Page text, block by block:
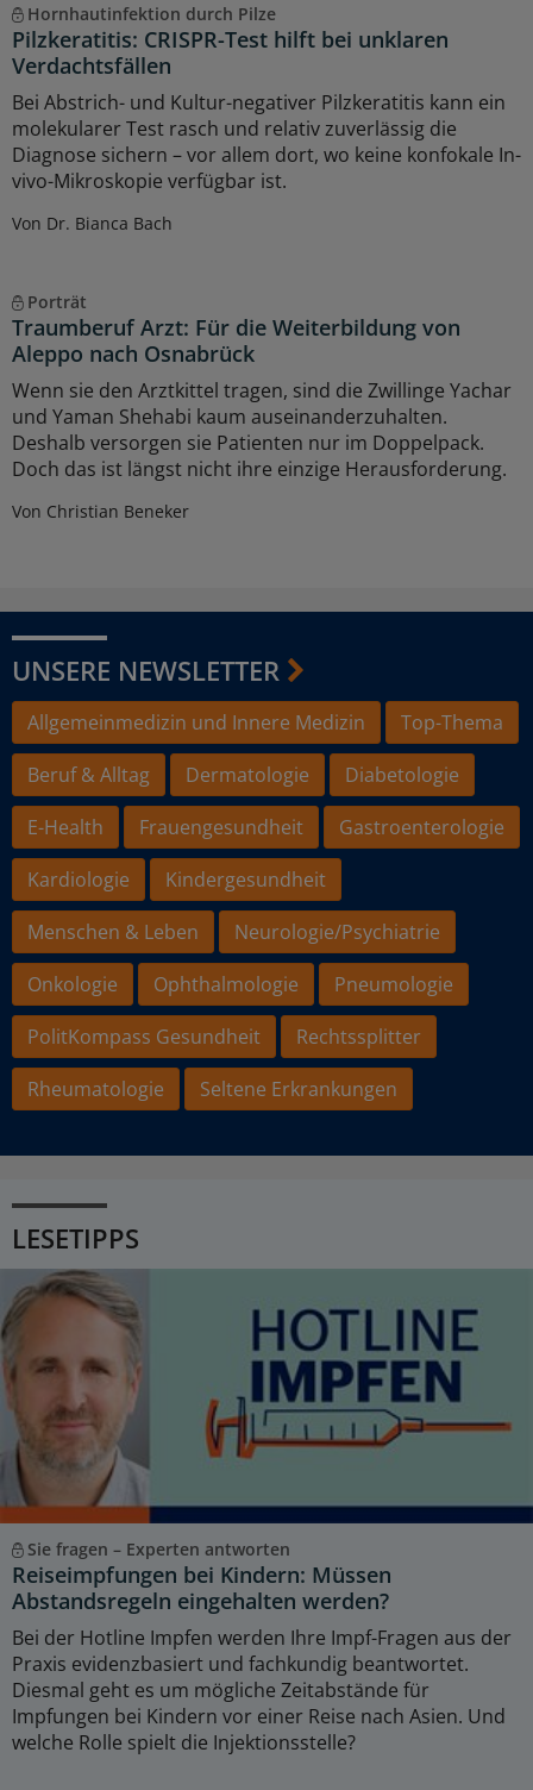
Hornhautinfektion durch Pilze
Pilzkeratitis: CRISPR-Test hilft bei unklaren
Verdachtsfällen
Bei Abstrich- und Kultur-negativer Pilzkeratitis kann ein
molekularer Test rasch und relativ zuverlässig die
Diagnose sichern – vor allem dort, wo keine konfokale In-
vivo-Mikroskopie verfügbar ist.
Von Dr. Bianca Bach
Porträt
Traumberuf Arzt: Für die Weiterbildung von
Aleppo nach Osnabrück
Wenn sie den Arztkittel tragen, sind die Zwillinge Yachar
und Yaman Shehabi kaum auseinanderzuhalten.
Deshalb versorgen sie Patienten nur im Doppelpack.
Doch das ist längst nicht ihre einzige Herausforderung.
Von Christian Beneker
UNSERE NEWSLETTER
Allgemeinmedizin und Innere Medizin
Top-Thema
Beruf & Alltag
Dermatologie
Diabetologie
E-Health
Frauengesundheit
Gastroenterologie
Kardiologie
Kindergesundheit
Menschen & Leben
Neurologie/Psychiatrie
Onkologie
Ophthalmologie
Pneumologie
PolitKompass Gesundheit
Rechtssplitter
Rheumatologie
Seltene Erkrankungen
LESETIPPS
Sie fragen – Experten antworten
Reiseimpfungen bei Kindern: Müssen
Abstandsregeln eingehalten werden?
Bei der Hotline Impfen werden Ihre Impf-Fragen aus der
Praxis evidenzbasiert und fachkundig beantwortet.
Diesmal geht es um mögliche Zeitabstände für
Impfungen bei Kindern vor einer Reise nach Asien. Und
welche Rolle spielt die Injektionsstelle?